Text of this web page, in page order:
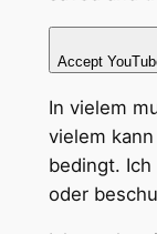
Accept
In vielem
vielem
bedingt.
oder